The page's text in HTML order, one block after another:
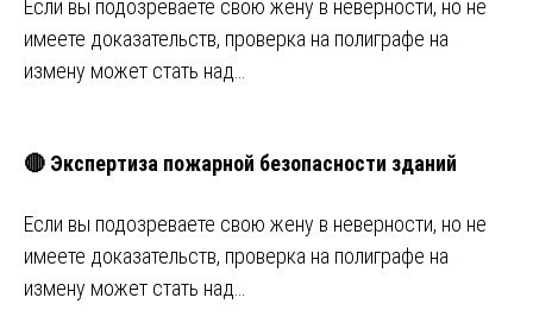
Если вы подозреваете свою жену в неверности, но не
имеете доказательств, проверка на полиграфе на
измену может стать над…
🔴 Экспертиза пожарной безопасности зданий
Если вы подозреваете свою жену в неверности, но не
имеете доказательств, проверка на полиграфе на
измену может стать над…